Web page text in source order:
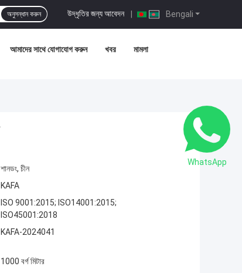
Bengali
উদ্ধৃতির জন্য আবেদন |
অনুসন্ধান করুন
আমাদের সাথে যোগাযোগ করুন খবর মামলা
শানডং, চীন
KAFA
ISO 9001:2015; ISO14001:2015;
ISO45001:2018
KAFA-2024041
1000 বর্গ মিটার
WhatsApp